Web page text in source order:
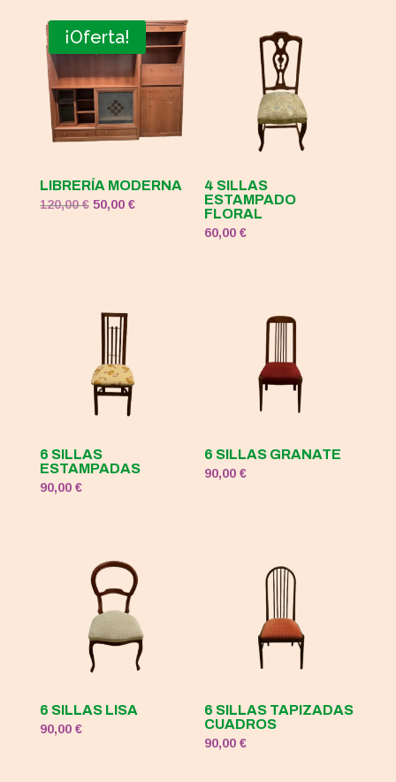
era:
120,00 €.
es:
50,00 €.
¡Oferta!
LIBRERÍA MODERNA
120,00€ El
50,00 €El
4 SILLAS
ESTAMPADO
FLORAL
60,00€
6 SILLAS
ESTAMPADAS
90,00 €
6 SILLAS GRANATE
90,00€
6 SILLAS LISA
90,00 €
6 SILLAS TAPIZADAS
CUADROS
90,00€